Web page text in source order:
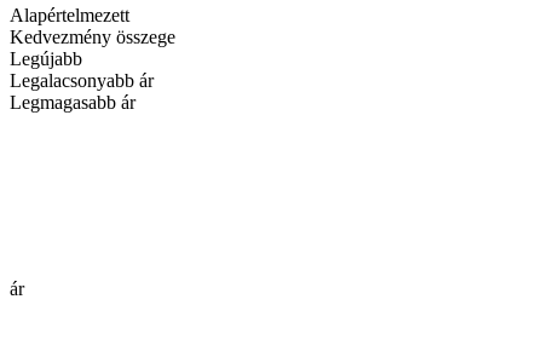
Alapértelmezett
Kedvezmény összege
Legújabb
Legalacsonyabb ár
Legmagasabb ár
ár